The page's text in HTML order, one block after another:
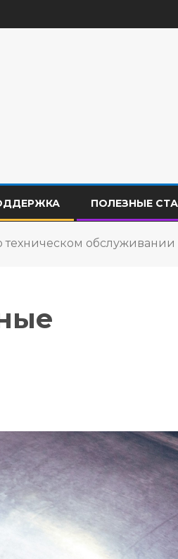
ПОЛЕЗНЫЕ
обслуживании